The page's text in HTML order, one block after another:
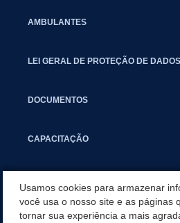
AMBULANTES
LEI GERAL DE PROTEÇÃO DE
DOCUMENTOS
CAPACITAÇÃO
GUIA RÁPIDO
Usamos cookies para armazenar
você usa o nosso site e as páginas
tornar sua experiência a mais